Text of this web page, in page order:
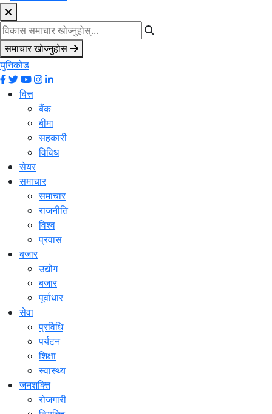
समाचार खोज्नुहोस
युनिकोड
वित्त
बैंक
बीमा
सहकारी
विविध
सेयर
समाचार
समाचार
राजनीति
विश्व
प्रवास
बजार
उद्योग
बजार
पूर्वाधार
सेवा
प्रविधि
पर्यटन
शिक्षा
स्वास्थ्य
जनशक्ति
रोजगारी